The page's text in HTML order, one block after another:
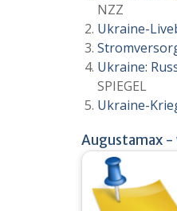
NZZ
Ukraine-
Ukraine:
SPIEGEL
Ukraine-
Augustamax